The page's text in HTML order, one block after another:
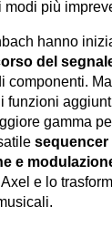
modi più
hanno
del
componenti.
funzioni
gamma
e
e lo